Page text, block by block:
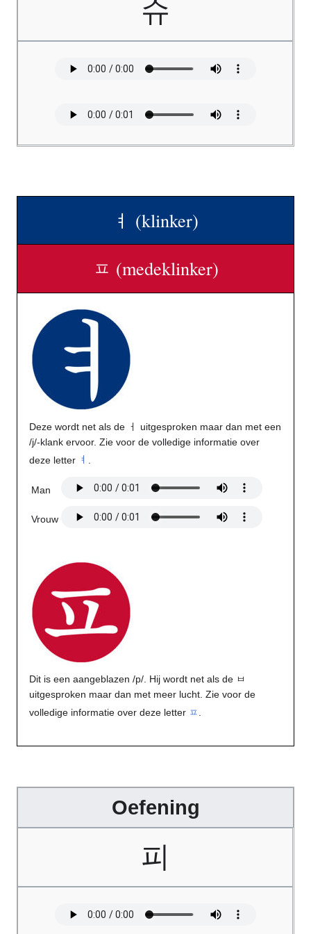
슈
ㅕ (klinker)
ㅍ (medeklinker)
Deze wordt net als de ㅓ uitgesproken maar dan met een
/j/-klank ervoor. Zie voor de volledige informatie over
deze letter ㅕ
Man
Vrouw
Dit is een aangeblazen /p/. Hij wordt net als de ㅂ
uitgesproken maar dan met meer lucht. Zie voor de
volledige informatie over deze letter ㅍ
Oefening
피